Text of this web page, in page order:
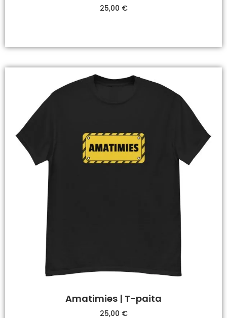
25,00 €
Amatimies | T-paita
25,00 €